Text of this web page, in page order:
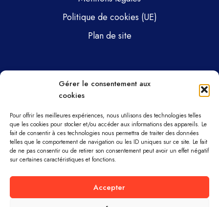
Gérer le consentement aux
cookies
Pour offrir les meilleures expériences, nous utilisons des technologies telles
que les cookies pour stocker et/ou accéder aux informations des appareils. Le
fait de consentir à ces technologies nous permettra de traiter des données
telles que le comportement de navigation ou les ID uniques sur ce site. Le fait
de ne pas consentir ou de retirer son consentement peut avoir un effet négatif
sur certaines caractéristiques et fonctions.
Accepter
Politique de cookies (UE)
Plan de site
Gsti Mécanique
Gsti Assainissement
Pièces détachées
Parc machines